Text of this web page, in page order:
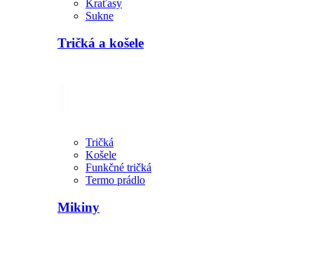
Kraťasy
Sukne
Tričká a košele
Tričká
Košele
Funkčné tričká
Termo prádlo
Mikiny